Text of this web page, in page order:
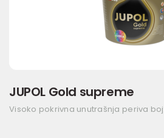
JUPOL Gold supreme
Visoko pokrivna unutrašnja periva